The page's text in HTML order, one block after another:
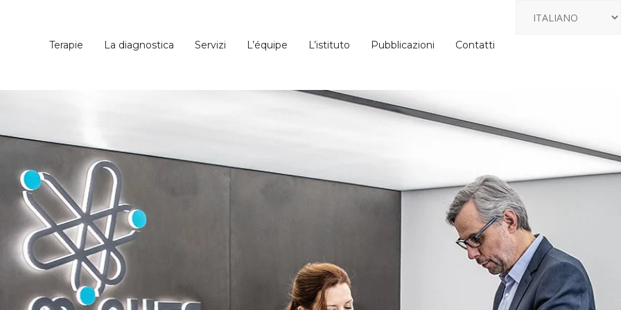
Terapie La diagnostica Servizi L’équipe L’istituto Pubblicazioni Contatti